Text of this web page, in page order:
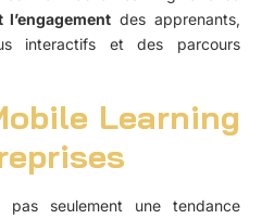
des apprenants,
interactifs et des parcours
Learning
pas seulement une tendance